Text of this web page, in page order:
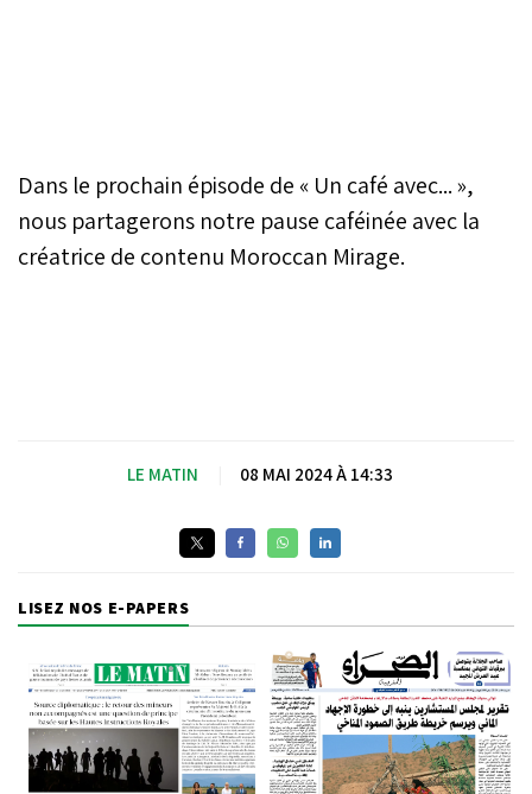
Dans le prochain épisode de « Un café avec... »,
nous partagerons notre pause caféinée avec la
créatrice de contenu Moroccan Mirage.
LE MATIN 08 MAI 2024 À 14:33
LISEZ NOS E-PAPERS